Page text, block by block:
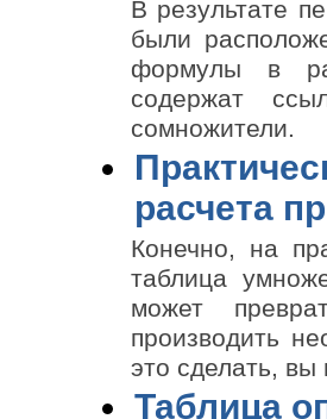
В результате
были
формулы в
содержат
сомножители.
расчета
Конечно, на
таблица
может
производить
это сделать,
Таблица